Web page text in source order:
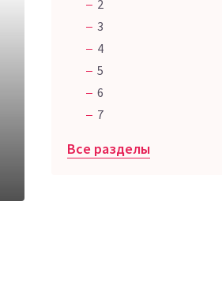
2
3
4
5
6
7
Все разделы